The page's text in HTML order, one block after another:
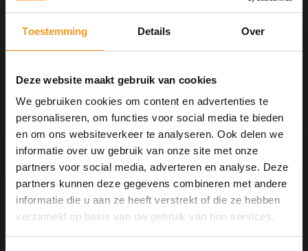
Toestemming Details Over
Deze website maakt gebruik van cookies
We gebruiken cookies om content en advertenties te
personaliseren, om functies voor social media te bieden
en om ons websiteverkeer te analyseren. Ook delen we
informatie over uw gebruik van onze site met onze
partners voor social media, adverteren en analyse. Deze
partners kunnen deze gegevens combineren met andere
informatie die u aan ze heeft verstrekt of die ze hebben
verzameld op basis van uw gebruik van hun services.
L'ANZA KERATIN HEALING OIL
LUSTROUS FINISHING SPRAY 350ML
€28,95
BEKIJKEN
10% Summer Time Korting
Geniet van de zomer met10% Summer TIme Kortingop